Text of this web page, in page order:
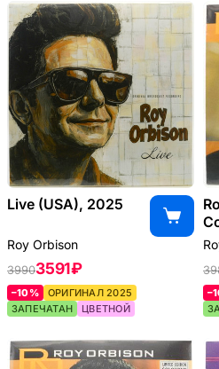
Live (USA), 2025
Roy Orbison
39903591 ₽
–10%
ОРИГИНАЛ 2025
ЗАПЕЧАТАН
ЦВЕТНОЙ